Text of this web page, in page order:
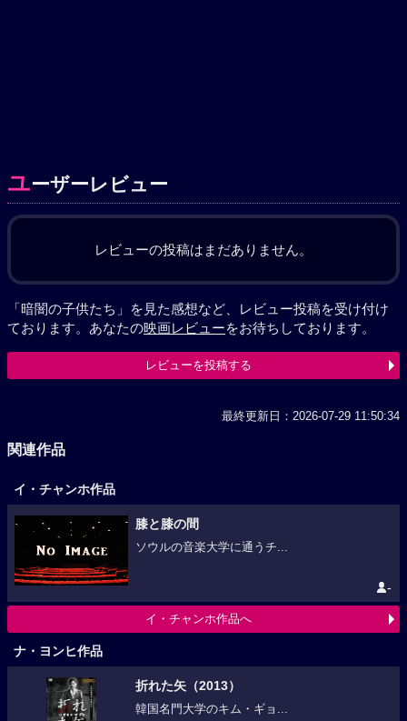
ユーザーレビュー
レビューの投稿はまだありません。
「暗闇の子供たち」を見た感想など、レビュー投稿を受け付け
ております。あなたの映画レビューをお待ちしております。
レビューを投稿する
最終更新日：2026-07-29 11:50:34
関連作品
イ・チャンホ作品
膝と膝の間
ソウルの音楽大学に通うチ...
-
イ・チャンホ作品へ
ナ・ヨンヒ作品
折れた矢（2013）
韓国名門大学のキム・ギョ...